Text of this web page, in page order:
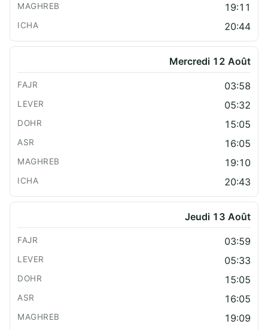
19:11
20:44
Mercredi 12 Août
03:58
05:32
15:05
16:05
19:10
20:43
Jeudi 13 Août
03:59
05:33
15:05
16:05
19:09